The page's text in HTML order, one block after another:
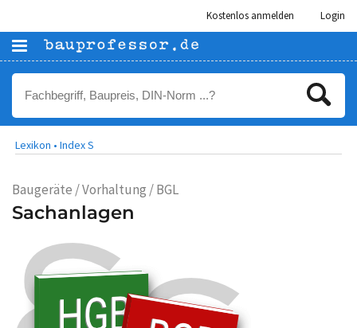
Kostenlos anmelden Login
Lexikon • Index S
Baugeräte / Vorhaltung / BGL
Sachanlagen